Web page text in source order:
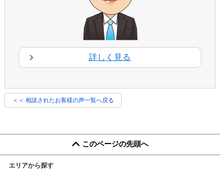
詳しく見る
＜＜ 相談されたお客様の声一覧へ戻る
このページの先頭へ
エリアから探す